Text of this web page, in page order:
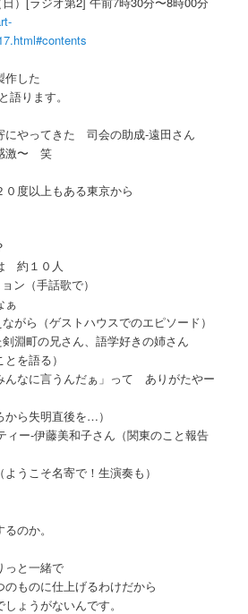
した
語ります。
やってきた 司会の助成-遠田さん
激〜 笑
度以上もある東京から
約１０人
ン（手話歌で）
ぁ
がら（ゲストハウスでのエピソード）
淵町の兄さん、語学好きの姉さん
を語る）
んなに言うんだぁ」って ありがたやー
から失明直後を…）
ィー-伊藤美和子さん（関東のこと報告
うこそ名寄で！生演奏も）
のか。
と一緒で
ものに仕上げるわけだから
ょうがないんです。